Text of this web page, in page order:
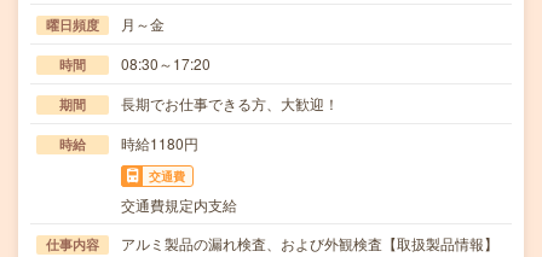
曜日頻度 月～金
時間 08:30～17:20
期間 長期でお仕事できる方、大歓迎！
時給 時給1180円
交通費
交通費規定内支給
仕事内容
アルミ製品の漏れ検査、および外観検査【取扱製品情報】